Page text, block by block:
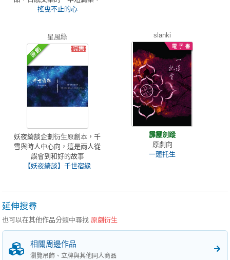
搖曳不止的心
星風綠
妖夜綺談企劃衍生原創本，千
雪與時人中心向，這是兩人從
誤會到和好的故事
【妖夜綺談】千世宿緣
slanki
霹靂劍蹤
原劇向
一蓮托生
延伸搜尋
也可以在其他作品分類中尋找 原劇衍生
相關周邊作品
瀏覽吊飾、立牌與其他同人商品